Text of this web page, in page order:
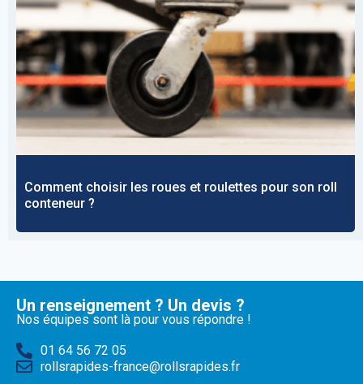
Comment choisir les roues et roulettes pour son roll
conteneur ?
Un renseignement ? Un devis ?
Nos équipes sont là pour vous répondre !
01 64 56 72 05
rollsrapides-france@rollsrapides.fr